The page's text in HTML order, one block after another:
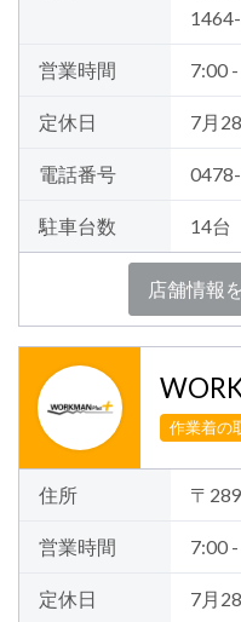
営業時間 7:00
定休日 7月
電話番号
駐車台数 14台
店舗情報
作業着の
住所 〒
営業時間 7:00
定休日 7月